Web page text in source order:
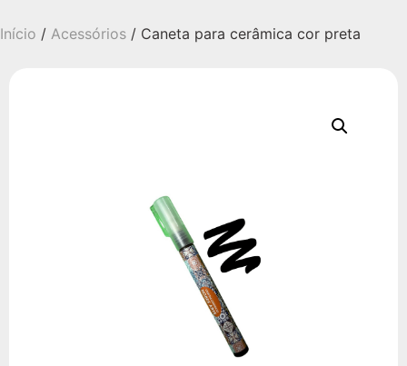
Início / Acessórios / Caneta para cerâmica cor preta